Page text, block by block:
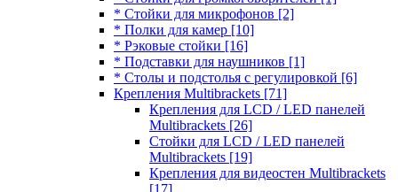
* Стойки для микрофонов [2]
* Полки для камер [10]
* Рэковые стойки [16]
* Подставки для наушников [1]
* Столы и подстолья с регулировкой [6]
Крепления Multibrackets [71]
Крепления для LCD / LED панелей
Multibrackets [26]
Стойки для LCD / LED панелей
Multibrackets [19]
Крепления для видеостен Multibrackets
[17]